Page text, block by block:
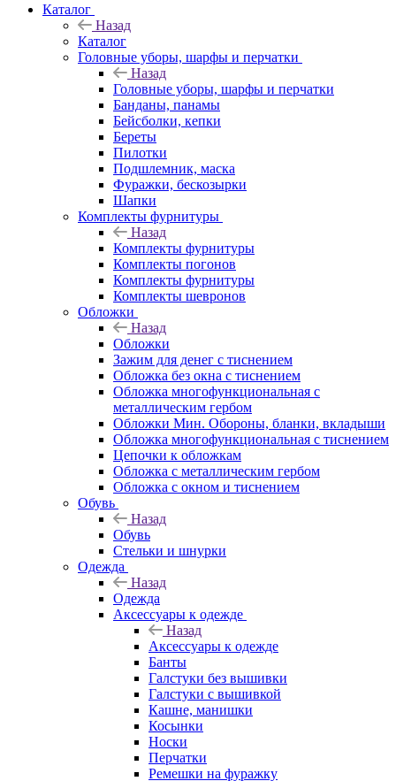
Каталог
Назад
Каталог
Головные уборы, шарфы и перчатки
Назад
Головные уборы, шарфы и перчатки
Банданы, панамы
Бейсболки, кепки
Береты
Пилотки
Подшлемник, маска
Фуражки, бескозырки
Шапки
Комплекты фурнитуры
Назад
Комплекты фурнитуры
Комплекты погонов
Комплекты фурнитуры
Комплекты шевронов
Обложки
Назад
Обложки
Зажим для денег с тиснением
Обложка без окна с тиснением
Обложка многофункциональная с
металлическим гербом
Обложки Мин. Обороны, бланки, вкладыши
Обложка многофункциональная с тиснением
Цепочки к обложкам
Обложка с металлическим гербом
Обложка с окном и тиснением
Обувь
Назад
Обувь
Стельки и шнурки
Одежда
Назад
Одежда
Аксессуары к одежде
Назад
Аксессуары к одежде
Банты
Галстуки без вышивки
Галстуки с вышивкой
Кашне, манишки
Косынки
Носки
Перчатки
Ремешки на фуражку